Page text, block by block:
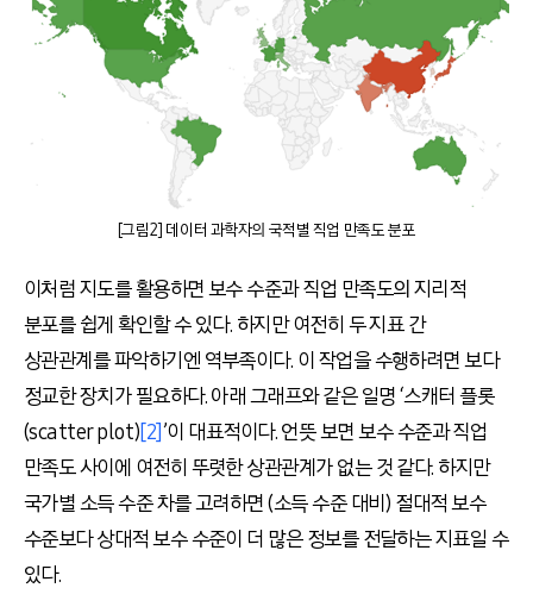
[그림2] 데이터 과학자의 국적별 직업 만족도 분포
이처럼 지도를 활용하면 보수 수준과 직업 만족도의 지리적
분포를 쉽게 확인할 수 있다. 하지만 여전히 두 지표 간
상관관계를 파악하기엔 역부족이다. 이 작업을 수행하려면 보다
정교한 장치가 필요하다. 아래 그래프와 같은 일명 ‘스캐터 플롯
(scatter plot)[2]’이 대표적이다. 언뜻 보면 보수 수준과 직업
만족도 사이에 여전히 뚜렷한 상관관계가 없는 것 같다. 하지만
국가별 소득 수준 차를 고려하면 (소득 수준 대비) 절대적 보수
수준보다 상대적 보수 수준이 더 많은 정보를 전달하는 지표일 수
있다.